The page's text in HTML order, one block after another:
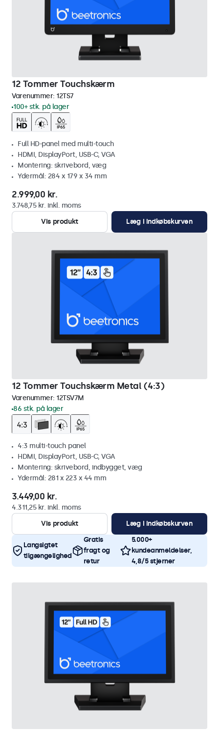
12 Tommer Touchskærm
Varenummer: 12TS7
100+ stk. på lager
Full HD-panel med multi-touch
HDMI, DisplayPort, USB-C, VGA
Montering: skrivebord, væg
Ydermål: 284 x 179 x 34 mm
2.999,00 kr.
3.748,75 kr. inkl. moms
Vis produkt
Læg i indkøbskurven
12 Tommer Touchskærm Metal (4:3)
Varenummer: 12TSV7M
86 stk. på lager
4:3 multi-touch panel
HDMI, DisplayPort, USB-C, VGA
Montering: skrivebord, indbygget, væg
Ydermål: 281 x 223 x 44 mm
3.449,00 kr.
4.311,25 kr. inkl. moms
Vis produkt
Læg i indkøbskurven
Langsigtet
tilgængelighed
Gratis
fragt og
retur
5.000+
kundeanmeldelser,
4,8/5 stjerner